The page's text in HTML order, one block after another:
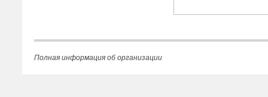
Полная информация об организации